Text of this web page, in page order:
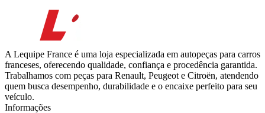
A Lequipe France é uma loja especializada em autopeças para carros
franceses, oferecendo qualidade, confiança e procedência garantida.
Trabalhamos com peças para Renault, Peugeot e Citroën, atendendo
quem busca desempenho, durabilidade e o encaixe perfeito para seu
veículo.
Informações